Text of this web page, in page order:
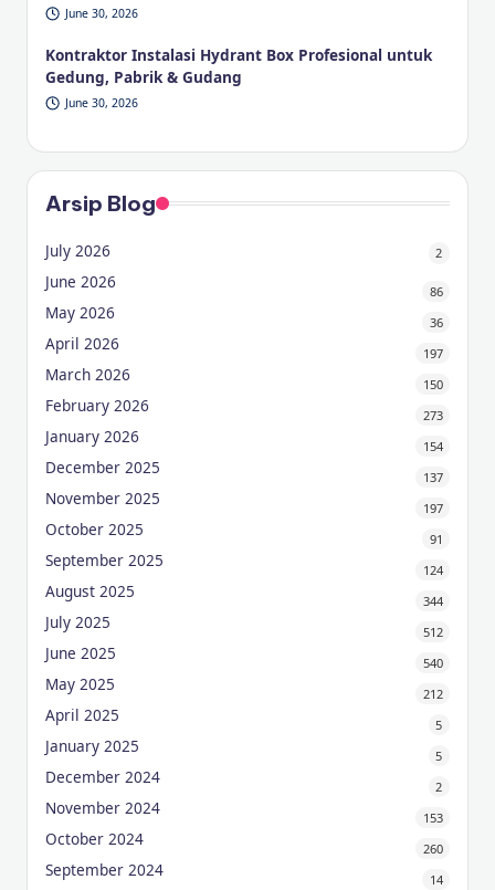
June 30, 2026
Kontraktor Instalasi Hydrant Box Profesional untuk
Gedung, Pabrik & Gudang
June 30, 2026
Arsip Blog
July 2026 2
June 2026 86
May 2026 36
April 2026 197
March 2026 150
February 2026 273
January 2026 154
December 2025 137
November 2025 197
October 2025 91
September 2025 124
August 2025 344
July 2025 512
June 2025 540
May 2025 212
April 2025 5
January 2025 5
December 2024 2
November 2024 153
October 2024 260
September 2024 14